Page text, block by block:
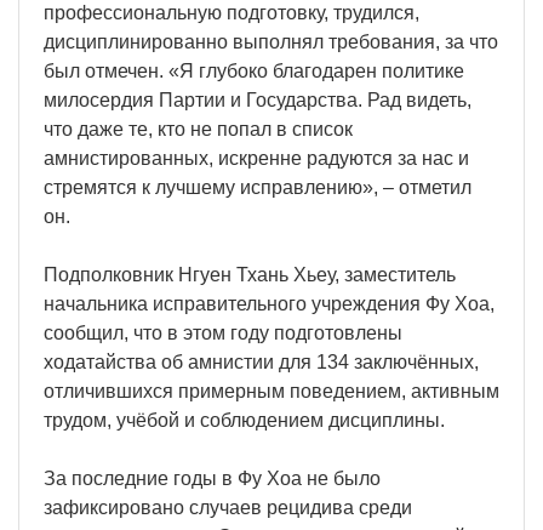
профессиональную подготовку, трудился,
дисциплинированно выполнял требования, за что
был отмечен. «Я глубоко благодарен политике
милосердия Партии и Государства. Рад видеть,
что даже те, кто не попал в список
амнистированных, искренне радуются за нас и
стремятся к лучшему исправлению», – отметил
он.
Подполковник Нгуен Тхань Хьеу, заместитель
начальника исправительного учреждения Фу Хоа,
сообщил, что в этом году подготовлены
ходатайства об амнистии для 134 заключённых,
отличившихся примерным поведением, активным
трудом, учёбой и соблюдением дисциплины.
За последние годы в Фу Хоа не было
зафиксировано случаев рецидива среди